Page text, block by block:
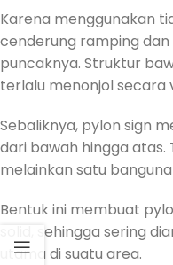
Karena menggunakan
cenderung ramping
puncaknya. Struktur
terlalu menonjol secara
Sebaliknya, pylon sign
dari bawah hingga atas.
melainkan satu
Bentuk ini membuat
solid, sehingga sering
utama di suatu area.